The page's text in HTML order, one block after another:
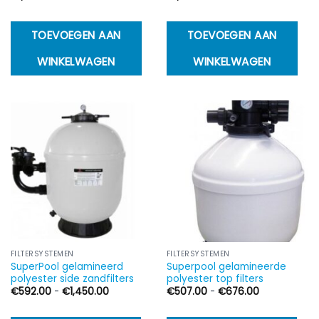
TOEVOEGEN AAN
WINKELWAGEN
TOEVOEGEN AAN
WINKELWAGEN
FILTERSYSTEMEN
SuperPool gelamineerd
polyester side zandfilters
€592.00 - €1,450.00Prijsklasse:
FILTERSYSTEMEN
Superpool gelamineerde
polyester top filters
€507.00 - €676.00Prijsklasse: